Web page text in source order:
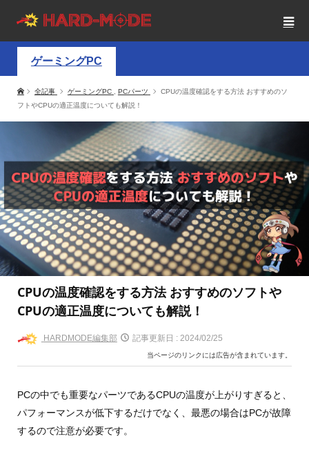
ゲーミングPC
全記事 ゲーミングPC PCパーツ
CPUの温度確認をする方法 おすすめのソ
フトやCPUの適正温度についても解説！
CPUの温度確認をする方法 おすすめのソフトや
CPUの適正温度についても解説！
HARDMODE編集部 記事更新日 : 2024/02/25
当ページのリンクには広告が含まれています。
PCの中でも重要なパーツであるCPUの温度が上がりすぎると、
パフォーマンスが低下するだけでなく、最悪の場合はPCが故障
するので注意が必要です。